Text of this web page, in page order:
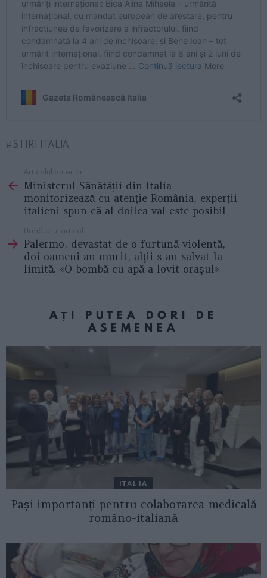
STIRI ITALIA
more
Articolul anterior
Ministerul Sănătății din Italia
monitorizează cu atenție România, experții
italieni spun că al doilea val este posibil
Următorul articol
Palermo, devastat de o furtună violentă,
doi oameni au murit, alţii s-au salvat la
limită. «O bombă cu apă a lovit oraşul»
AȚI PUTEA DORI DE
ASEMENEA
ITALIA
Pași importanți pentru colaborarea medicală
româno-italiană